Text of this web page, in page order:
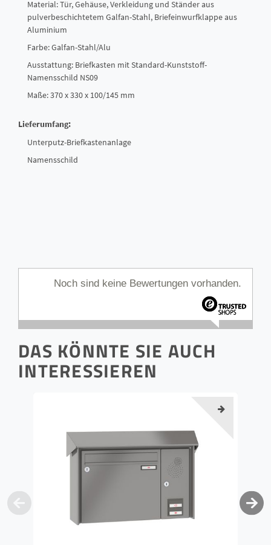
Material: Tür, Gehäuse, Verkleidung und Ständer aus
pulverbeschichtetem Galfan-Stahl, Briefeinwurfklappe aus
Aluminium
Farbe: Galfan-Stahl/Alu
Ausstattung: Briefkasten mit Standard-Kunststoff-
Namensschild NS09
Maße: 370 x 330 x 100/145 mm
Lieferumfang:
Unterputz-Briefkastenanlage
Namensschild
Noch sind keine Bewertungen vorhanden.
DAS KÖNNTE SIE AUCH
INTERESSIEREN